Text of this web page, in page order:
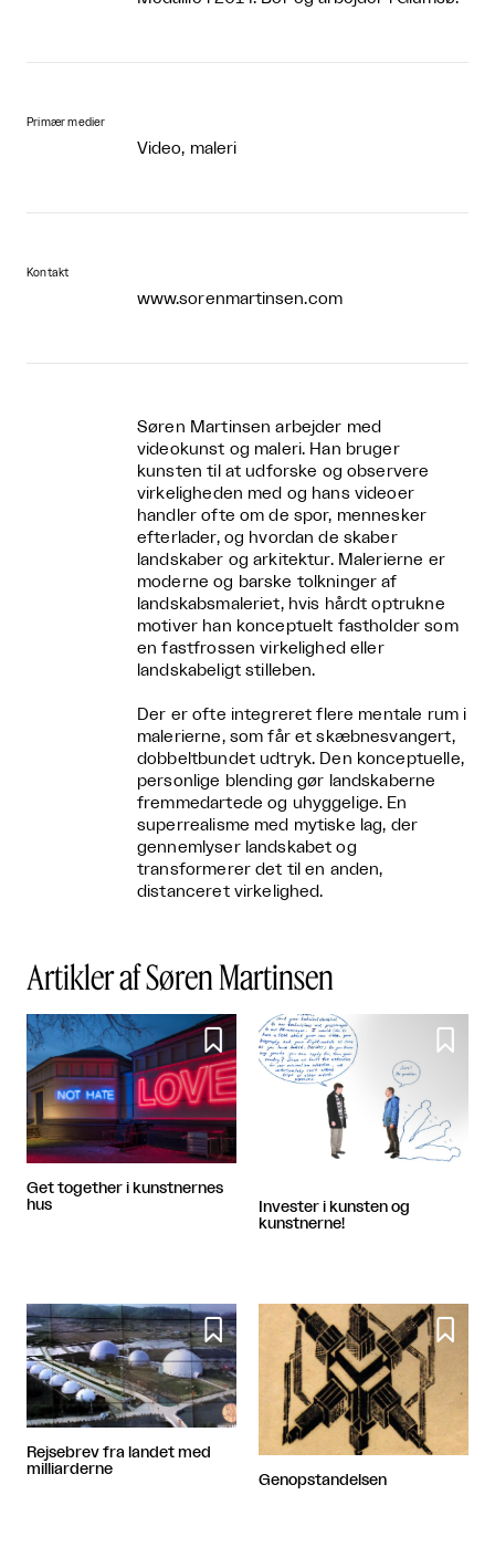
Primær medier
Video, maleri
Kontakt
www.sorenmartinsen.com
Søren Martinsen arbejder med
videokunst og maleri. Han bruger
kunsten til at udforske og observere
virkeligheden med og hans videoer
handler ofte om de spor, mennesker
efterlader, og hvordan de skaber
landskaber og arkitektur. Malerierne er
moderne og barske tolkninger af
landskabsmaleriet, hvis hårdt optrukne
motiver han konceptuelt fastholder som
en fastfrossen virkelighed eller
landskabeligt stilleben.
Der er ofte integreret flere mentale rum i
malerierne, som får et skæbnesvangert,
dobbeltbundet udtryk. Den konceptuelle,
personlige blending gør landskaberne
fremmedartede og uhyggelige. En
superrealisme med mytiske lag, der
gennemlyser landskabet og
transformerer det til en anden,
distanceret virkelighed.
Artikler af Søren Martinsen

Get together i kunstnernes
hus

Invester i kunsten og
kunstnerne!

Rejsebrev fra landet med
milliarderne

Genopstandelsen